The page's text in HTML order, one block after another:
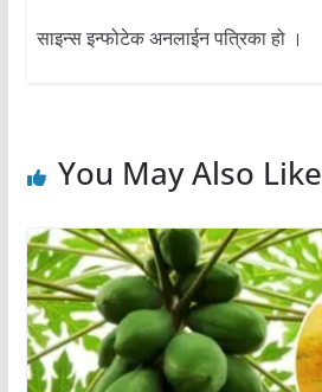
साइन्स इन्फोटेक अनलाईन पत्रिका हो ।
You May Also Like